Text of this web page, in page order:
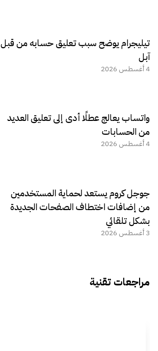
تيليجرام يوضح سبب تعليق حسابه من قبل
آبل
4 أغسطس 2026
واتساب يعالج عطلًا أدى إلى تعليق العديد
من الحسابات
4 أغسطس 2026
جوجل كروم يستعد لحماية المستخدمين
من إضافات اختطاف الصفحات الجديدة
بشكل تلقائي
3 أغسطس 2026
مراجعات تقنية